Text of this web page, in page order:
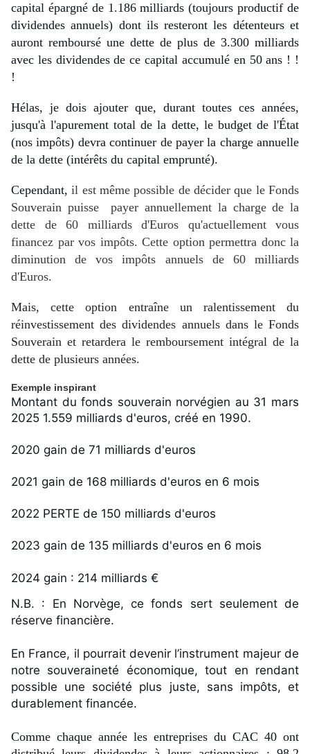
capital épargné de 1.186 milliards (toujours productif de
dividendes annuels) dont ils resteront les détenteurs et
auront remboursé une dette de plus de 3.300 milliards
avec les dividendes de ce capital accumulé en 50 ans ! !
!
Hélas, je dois ajouter que, durant toutes ces années,
jusqu'à l'apurement total de la dette, le budget de l'État
(nos impôts) devra continuer de payer la charge annuelle
de la dette (intérêts du capital emprunté).
Cependant, il est même possible de décider que le Fonds
Souverain puisse payer annuellement la charge de la
dette de 60 milliards d'Euros qu'actuellement vous
financez par vos impôts. Cette option permettra donc la
diminution de vos impôts annuels de 60 milliards
d'Euros.
Mais, cette option entraîne un ralentissement du
réinvestissement des dividendes annuels dans le Fonds
Souverain et retardera le remboursement intégral de la
dette de plusieurs années.
Exemple inspirant
Montant du fonds souverain norvégien au 31 mars
2025 1.559 milliards d'euros, créé en 1990.
2020 gain de 71 milliards d'euros
2021 gain de 168 milliards d'euros en 6 mois
2022 PERTE de 150 milliards d'euros
2023 gain de 135 milliards d'euros en 6 mois
2024 gain : 214 milliards €
N.B. : En Norvège, ce fonds sert seulement de
réserve financière.
En France, il pourrait devenir l’instrument majeur de
notre souveraineté économique, tout en rendant
possible une société plus juste, sans impôts, et
durablement financée.
Comme chaque année les entreprises du CAC 40 ont